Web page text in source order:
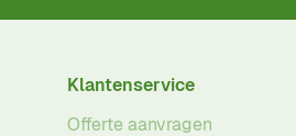
Klantenservice
Offerte aanvragen